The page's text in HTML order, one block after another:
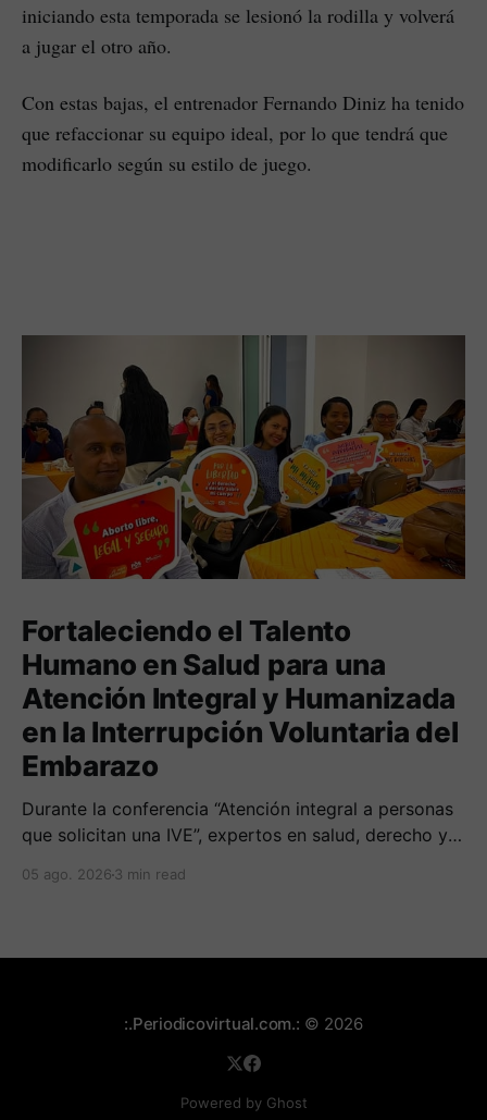
iniciando esta temporada se lesionó la rodilla y volverá
a jugar el otro año.
Con estas bajas, el entrenador Fernando Diniz ha tenido
que refaccionar su equipo ideal, por lo que tendrá que
modificarlo según su estilo de juego.
Fortaleciendo el Talento
Humano en Salud para una
Atención Integral y Humanizada
en la Interrupción Voluntaria del
Embarazo
Durante la conferencia “Atención integral a personas
que solicitan una IVE”, expertos en salud, derecho y
sobre cómo abordar esta temática desde una
05 ago. 2026 3 min read
:.Periodicovirtual.com.: © 2026
Powered by Ghost